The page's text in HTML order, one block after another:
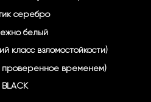
серебро
белый
класс взломостойкости)
проверенное временем)
BLACK